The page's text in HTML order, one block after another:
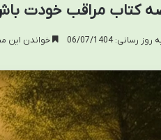
کتاب مراقب خودت
رسانی: 06/07/1404 خواندن این مطلب 14 دقیقه